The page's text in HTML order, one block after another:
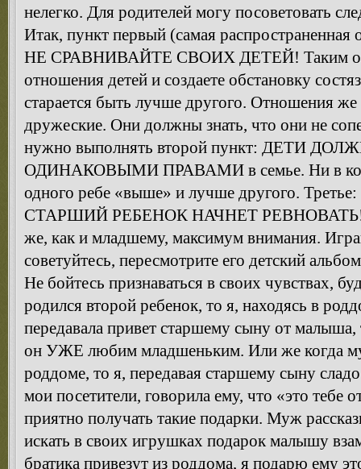
нелегко. Для родителей могу посоветовать
Итак, пункт первый (самая
НЕ СРАВНИВАЙТЕ СВОИХ ДЕТЕЙ! Таким
отношения детей и создаете обстановку
старается быть лучше другого. Отношения
дружеские. Они должны знать, что они не
нужно выполнять второй пункт: ДЕТИ
ОДИНАКОВЫМИ ПРАВАМИ в семье. Ни в коем
одного ребе «выше» и лучше другого.
СТАРШИЙ РЕБЕНОК НАЧНЕТ РЕВНОВАТЬ!
же, как и младшему, максимум внимания.
советуйтесь, пересмотрите его детский
Не бойтесь признаваться в своих чувствах,
родился второй ребенок, то я, находясь в
передавала привет старшему сыну от
он УЖЕ любим младшеньким. Или же когда
роддоме, то я, передавая старшему сыну
мои посетители, говорила ему, что «это тебе
приятно получать такие подарки. Муж
искать в своих игрушках подарок малышу
братика привезут из роддома, я подарю ему